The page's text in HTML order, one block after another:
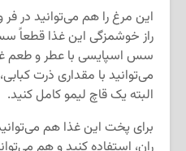
این مرغ را هم می‌توانید در فر
راز خوشمزگی این غذا
سس اسپایسی با عطر و طعم
می‌توانید با مقداری ذرت
البته یک قاچ لیمو کامل کنید.
برای پخت این غذا هم